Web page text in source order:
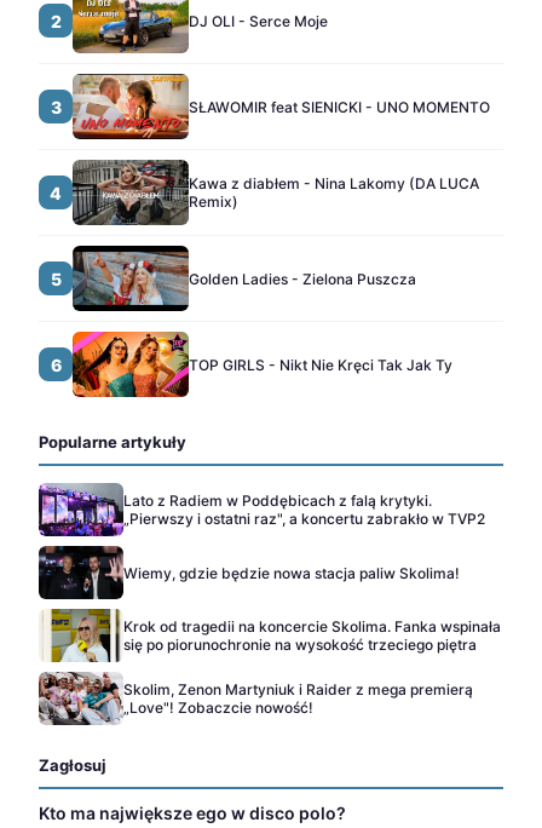
2 DJ OLI - Serce Moje
3 SŁAWOMIR feat SIENICKI - UNO MOMENTO
4
Kawa z diabłem - Nina Lakomy (DA LUCA
Remix)
5 Golden Ladies - Zielona Puszcza
6 TOP GIRLS - Nikt Nie Kręci Tak Jak Ty
Popularne artykuły
Lato z Radiem w Poddębicach z falą krytyki.
„Pierwszy i ostatni raz", a koncertu zabrakło w TVP2
Wiemy, gdzie będzie nowa stacja paliw Skolima!
Krok od tragedii na koncercie Skolima. Fanka wspinała
się po piorunochronie na wysokość trzeciego piętra
Skolim, Zenon Martyniuk i Raider z mega premierą
„Love"! Zobaczcie nowość!
Zagłosuj
Kto ma największe ego w disco polo?